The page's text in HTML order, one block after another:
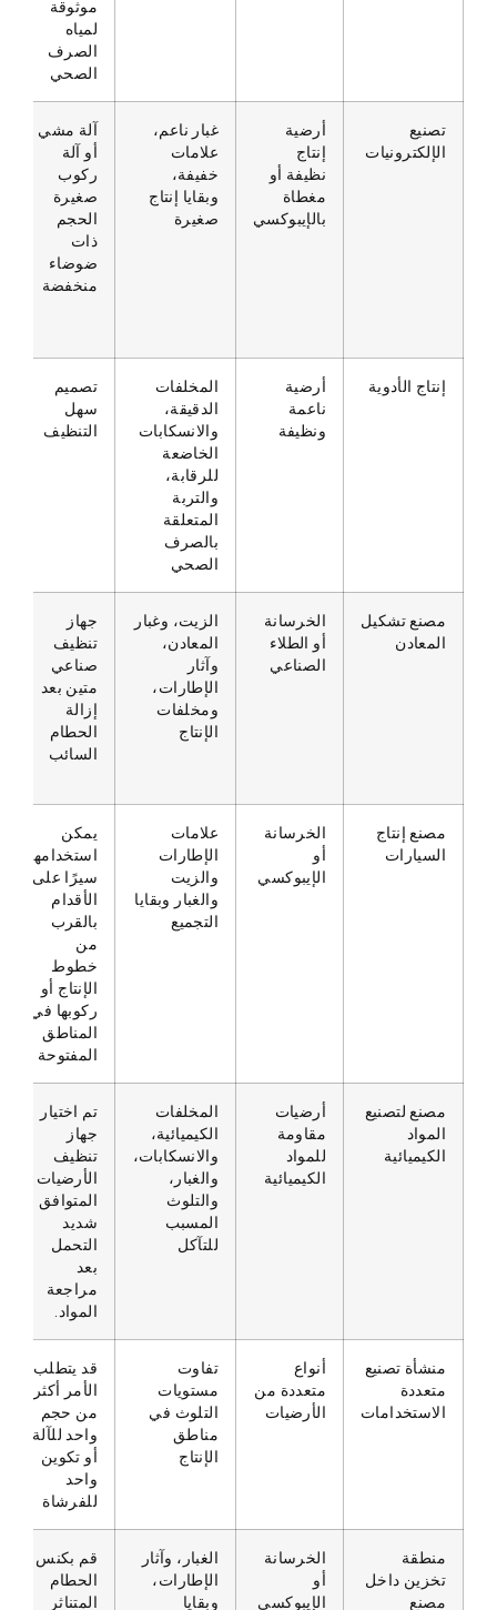
موثوقة
لمياه
الصرف
الصحي
تصنيع
الإلكترونيات
أرضية
إنتاج
نظيفة أو
مغطاة
بالإيبوكسي
غبار ناعم،
علامات
خفيفة،
وبقايا إنتاج
صغيرة
آلة مشي
أو آلة
ركوب
صغيرة
الحجم
ذات
ضوضاء
منخفضة
إنتاج الأدوية
أرضية
ناعمة
ونظيفة
المخلفات
الدقيقة،
والانسكابات
الخاضعة
للرقابة،
والتربة
المتعلقة
بالصرف
الصحي
تصميم
سهل
التنظيف
مصنع تشكيل
المعادن
الخرسانة
أو الطلاء
الصناعي
الزيت، وغبار
المعادن،
وآثار
الإطارات،
ومخلفات
الإنتاج
جهاز
تنظيف
صناعي
متين بعد
إزالة
الحطام
السائب
مصنع إنتاج
السيارات
الخرسانة
أو
الإيبوكسي
علامات
الإطارات
والزيت
والغبار وبقايا
التجميع
يمكن
استخدامها
سيرًا على
الأقدام
بالقرب
من
خطوط
الإنتاج أو
ركوبها في
المناطق
المفتوحة
مصنع لتصنيع
المواد
الكيميائية
أرضيات
مقاومة
للمواد
الكيميائية
المخلفات
الكيميائية،
والانسكابات،
والغبار،
والتلوث
المسبب
للتآكل
تم اختيار
جهاز
تنظيف
الأرضيات
المتوافق
شديد
التحمل
بعد
مراجعة
المواد.
منشأة تصنيع
متعددة
الاستخدامات
أنواع
متعددة من
الأرضيات
تفاوت
مستويات
التلوث في
مناطق
الإنتاج
قد يتطلب
الأمر أكثر
من حجم
واحد للآلة
أو تكوين
واحد
للفرشاة
منطقة
تخزين داخل
مصنع
الخرسانة
أو
الإيبوكسي
الغبار، وآثار
الإطارات،
وبقايا
قم بكنس
الحطام
المتناثر